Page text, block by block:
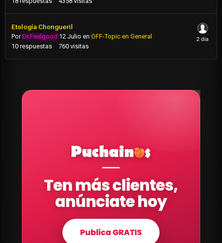
Etología Chongueril
PorDr.Feelgood 12 Julio en OFF-Topic en General
10 respuestas 760 visitas